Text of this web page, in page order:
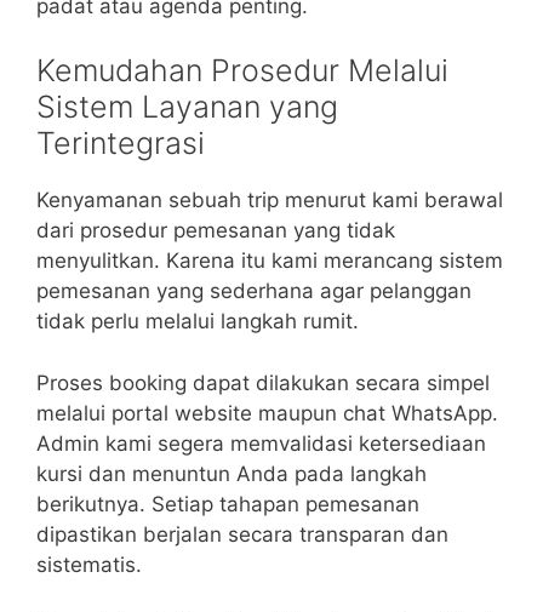
padat atau agenda penting.
Kemudahan Prosedur Melalui
Sistem Layanan yang
Terintegrasi
Kenyamanan sebuah trip menurut kami berawal
dari prosedur pemesanan yang tidak
menyulitkan. Karena itu kami merancang sistem
pemesanan yang sederhana agar pelanggan
tidak perlu melalui langkah rumit.
Proses booking dapat dilakukan secara simpel
melalui portal website maupun chat WhatsApp.
Admin kami segera memvalidasi ketersediaan
kursi dan menuntun Anda pada langkah
berikutnya. Setiap tahapan pemesanan
dipastikan berjalan secara transparan dan
sistematis.